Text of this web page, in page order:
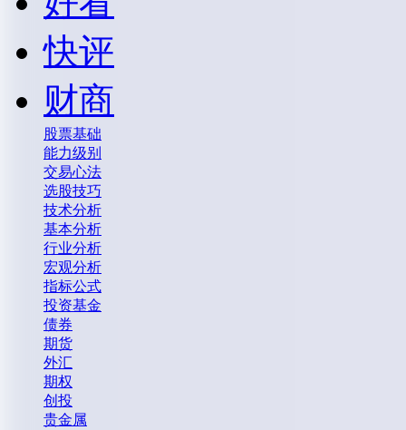
快评
财商
股票基础
能力级别
交易心法
选股技巧
技术分析
基本分析
行业分析
宏观分析
指标公式
投资基金
债券
期货
外汇
期权
创投
贵金属